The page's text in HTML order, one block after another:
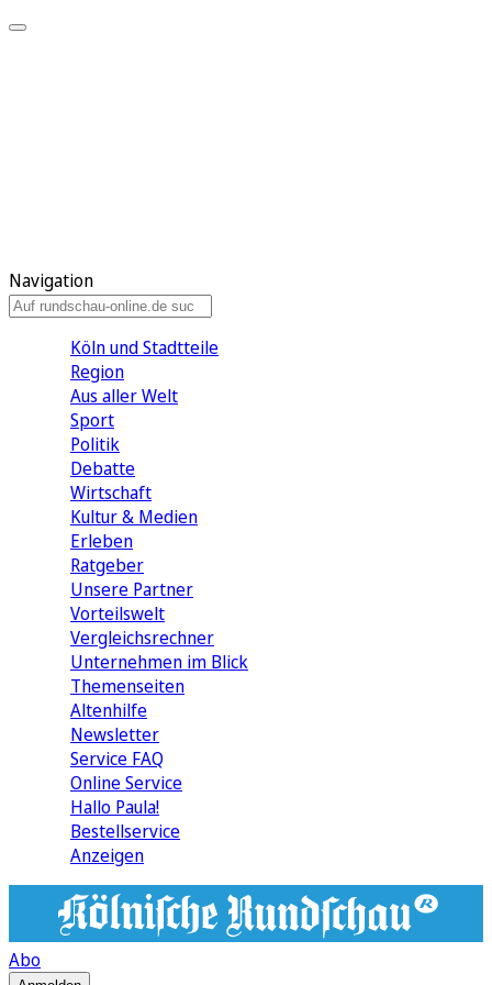
Navigation
Köln und Stadtteile
Region
Aus aller Welt
Sport
Politik
Debatte
Wirtschaft
Kultur & Medien
Erleben
Ratgeber
Unsere Partner
Vorteilswelt
Vergleichsrechner
Unternehmen im Blick
Themenseiten
Altenhilfe
Newsletter
Service FAQ
Online Service
Hallo Paula!
Bestellservice
Anzeigen
Abo